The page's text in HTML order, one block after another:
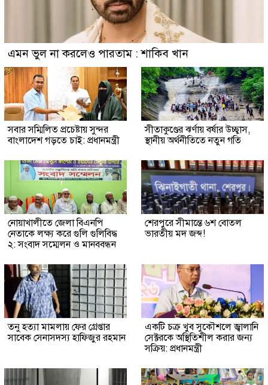
এমন ভুল না করলেও পারতাম : শাকিব খান
সবার সম্মিলিত প্রচেষ্টায় সুন্দর
বাংলাদেশ গড়তে চাই: প্রধানমন্ত্রী
সীতাকুণ্ডের ঝর্ণায় বর্ষার উচ্ছ্বাস,
স্থানীয় অর্থনীতিতে নতুন গতি
নোয়াখালীতে জেলা বিএনপি
নেতাকে লক্ষ্য করে গুলি গুলিবিদ্ধ
২: সংবাদ সম্মেলন ও মানববন্ধন
শেরপুরে সীমান্তে ৬শ বোতল
ভারতীয় মদ জব্দ!
তনু হত্যা মামলায় ফের গ্রেপ্তার
সাবেক সেনাসদস্য হাফিজুর রহমান
একটি চক্র খুব সুকৌশলে জ্বালানি
সেক্টরকে অস্থিতিশীল করার জন্য
সক্রিয়: প্রধানমন্ত্রী